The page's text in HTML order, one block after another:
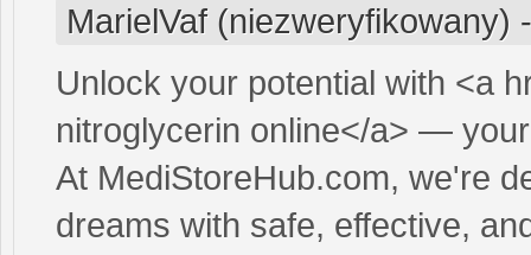
MarielVaf (niezweryfikowany)
Unlock your potential with <a
nitroglycerin online</a> —
At MediStoreHub.com, we're
dreams with safe, effective,